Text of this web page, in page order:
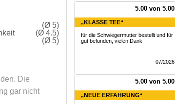
(Ø 5)
(Ø 4.5)
(Ø 5)
Die
gar nicht
5.00 von 5.00
„KLASSE TEE“
für die Schwiegermutter bestellt und für
gut befunden, vielen Dank
07/2026
5.00 von 5.00
„NEUE ERFAHRUNG“